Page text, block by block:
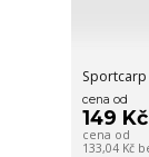
cena od
149 Kč
cena od
133,04 Kč